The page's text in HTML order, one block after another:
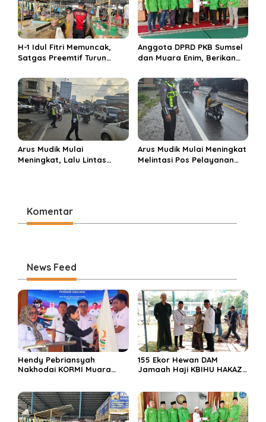
H-1 Idul Fitri Memuncak,
Satgas Preemtif Turun
Perbelanjaan Muara Enim
Anggota DPRD PKB Sumsel
dan Muara Enim, Berikan
di Ponpes Miftahul Huda
Arus Mudik Mulai
Meningkat, Lalu Lintas
Arus Mudik Mulai Meningkat
Melintasi Pos Pelayanan
Komentar
News Feed
Hendy Pebriansyah
Nakhodai KORMI Muara
155 Ekor Hewan DAM
Jamaah Haji KBIHU HAKAZA